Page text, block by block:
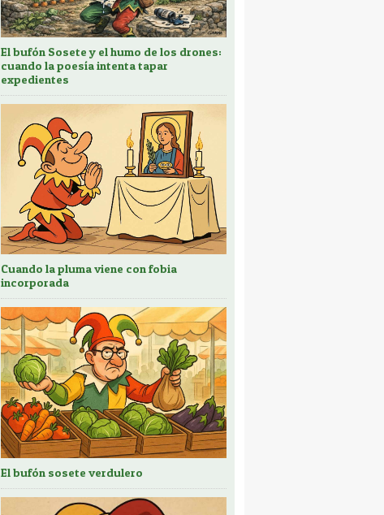
El bufón Sosete y el humo de los drones:
cuando la poesía intenta tapar
expedientes
Cuando la pluma viene con fobia
incorporada
El bufón sosete verdulero